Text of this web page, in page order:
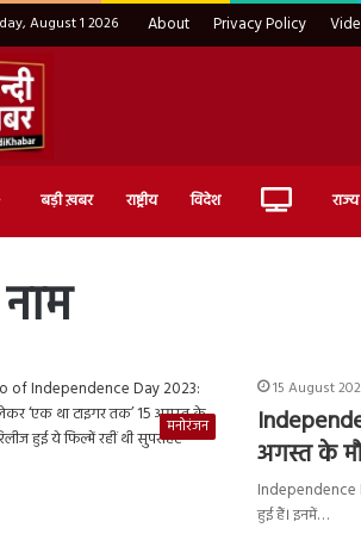
August 1 2026 About Privacy Policy
Home बड़ी ख़बर राष्ट्रीय विदेश Live राज्य
मनोरंजन
15 August
अगस्त के
Independence
हुई हैं। इनमें…